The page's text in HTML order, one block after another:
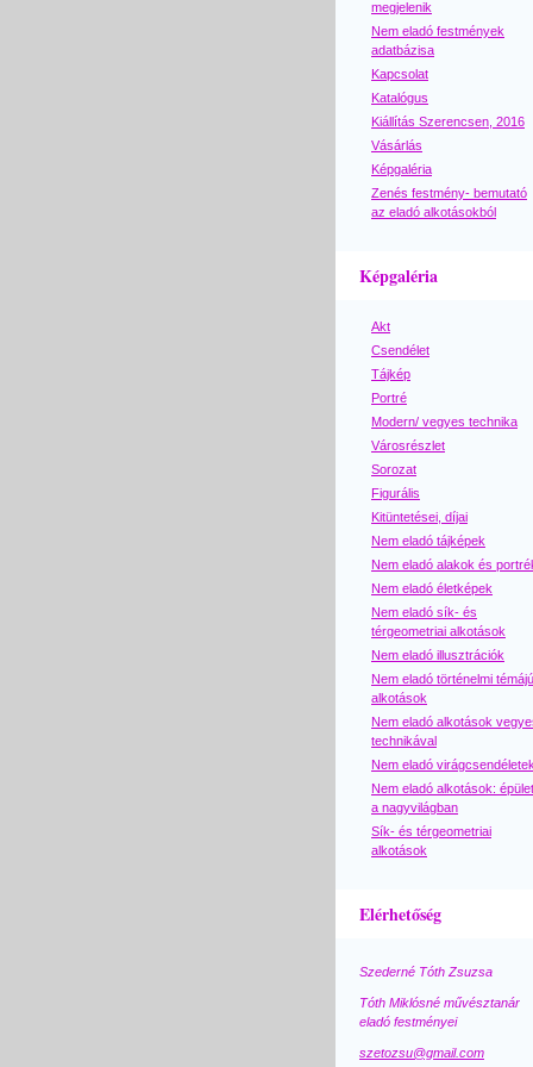
megjelenik
Nem eladó festmények
adatbázisa
Kapcsolat
Katalógus
Kiállítás Szerencsen, 2016
Vásárlás
Képgaléria
Zenés festmény- bemutató
az eladó alkotásokból
Képgaléria
Akt
Csendélet
Tájkép
Portré
Modern/ vegyes technika
Városrészlet
Sorozat
Figurális
Kitüntetései, díjai
Nem eladó tájképek
Nem eladó alakok és
Nem eladó életképek
Nem eladó sík- és
térgeometriai alkotások
Nem eladó illusztrációk
Nem eladó történelmi témájú
alkotások
Nem eladó alkotások
technikával
Nem eladó virágcsendéletek
Nem eladó alkotások:
a nagyvilágban
Sík- és térgeometriai
alkotások
Elérhetőség
Szederné Tóth Zsuzsa
Tóth Miklósné művésztanár
eladó festményei
szetozsu@gmail.com